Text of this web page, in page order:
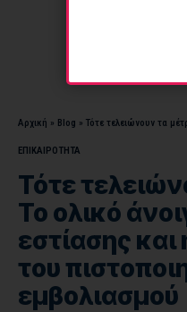
Αρχική » Blog » Τότε τελειώνουν τα μέτρα: Το ολικό
ΕΠΙΚΑΙΡΟΤΗΤΑ
Τότε
Το ολικό
εστίασης
του
εμβολιασμού